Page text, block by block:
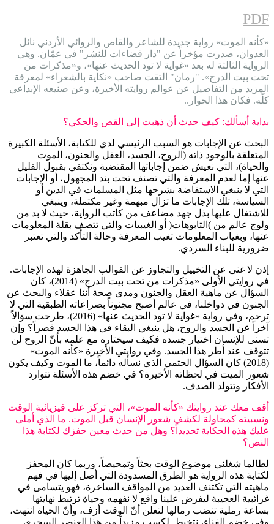
PDF
«كأنه الموت» رواية جديدة للشاعر والقاص والروائي الأردني نائل
العدوان، صدرت مؤخراً عن "دار فضاءات للنشر" في عمّان. وهي
الرواية الثالثة له بعد «غواية لا تود الحديث عنها»، و«مذكرات من
تحت بيت الدرج». "رمان" التقت صاحب «نكاية بالشعراء» لمعرفة
المزيد من التفاصيل عن عوالم روايته الأخيرة، وعن صنيعه الإبداعي
كلّه. فكان هذا الحوار..
بداية أسألك: كيف حدث أن ذهبت إلى القص والحكي؟
البحث عن الإجابات هو السبب الرئيسي لدي للكتابة، الأسئلة الكبيرة
المتعلقة بالوجود ذاته (الروح، الجسد، العقل والجنون، الموت
والحياة)، التي نعيش ضمن إجاباتها المقتضبة ونكتفي بقبول القليل
عنها إما لعدم المعرفة والتي تصنف تحت بند المجهول، أو الإجابات
التي لا ينبغي الاستفاضة بشرحها مثل المسلمات في الدين أو
السياسة، تلك الإجابات ما تزال مبهمة وغير مكتملة، وينبغي
للاشتغال عليها بذل جهد مضاعف من كاتب الرواية، حيث لا بد من
ولوج عالم من )التابوهات( أو الغيبيات والتي تتصف بقلة المعلومات
عنها، وبغياب المعلومات تغيب المعرفة وحالة التأكد والتي تعتبر
ضرورية للبناء السردي.
إذن لا غنى عن التخييل والتجاوز عن القوالب الجاهزة لهذه الإجابات.
في روايتي الأولى «مذكرات من تحت بيت الدرج» (2014)، كان
السؤال عن ماهية العقل والجنون ومدى صحة أننا عقلاء والبحث عن
الجنون في دواخلنا، في عالم أصبح مجنوناً بصراعاته الطبقية التي لا
ترحم، وفي رواية «غواية لا تود الحديث عنها» (2016)، طرحت سؤالاً
آخراً عن الجسد والروح، هل ينبغي البقاء في هذا الجسد قصراً؟ وإن
تسنى للإنسان اختيار جسده فكيف سيختاره مع علمه بأنّ الروح لن
تتوقف عند أطر هذا الجسد. وفي روايتي الأخيرة «كأنه الموت»
(2018) كان السؤال الحتمي الذي نسأله دائماً، ما الموت وكيف يكون
شعور الميت في لحظاته الأخيرة؟ في خضم هذه الأسئلة تتوارد
الأفكار وتتولد الصدف.
أقف معك عند روايتك «كأنه الموت»، التي تركز على فيزيائية الوقت
ونسبيته كمحاولة لكشف شعور الإنسان قبل الموت. ما الذي أملى
عليك هذه الحكاية تحديداً؟ وهل من حدث معين حفزك لكتابة هذا
النص؟
لطالما شغلني موضوع الوقت بحثاً وتمحيصاً، وربما كان المحفز
لكتابة هذه الرواية هو الطرق المسدودة التي أصل إليها في فهم
ماهيته التي تكتنف العديد من المواقف الساخرة، فهو يتسامى في
غرائبية العجيبة ليفرض علينا واقع لا نفهمه وحياة ترتبط نهايتها
بساعة رملية تنضب رمالها لتعلن أنّ الوقت أزف، وأنّ الحياة انتهت،
وفي خضم الفناء، نتخبط لكسب مزيداً من هذا العنصر السحري